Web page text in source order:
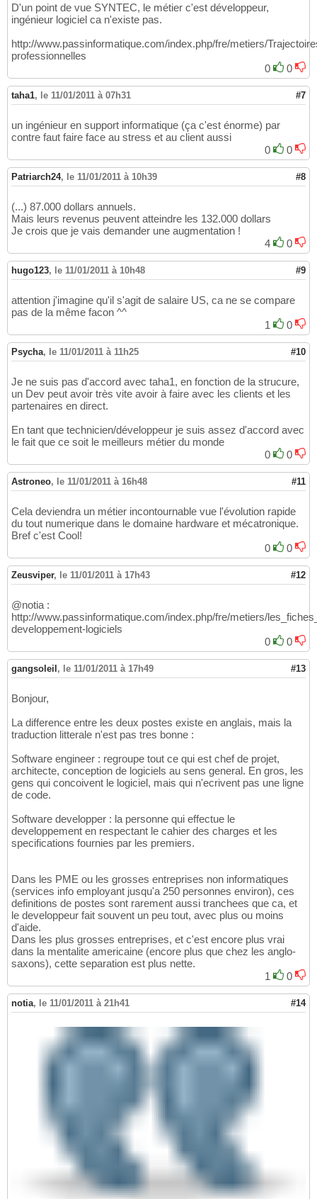
D'un point de vue SYNTEC, le métier c'est développeur,
ingénieur logiciel ca n'existe pas.
http://www.passinformatique.com/index.php/fre/metiers/
professionnelles
0
0
taha1, le 11/01/2011 à 07h31 #7
un ingénieur en support informatique (ça c'est énorme) par
contre faut faire face au stress et au client aussi
0
0
Patriarch24, le 11/01/2011 à 10h39 #8
(...) 87.000 dollars annuels.
Mais leurs revenus peuvent atteindre les 132.000 dollars
Je crois que je vais demander une augmentation !
4
0
hugo123, le 11/01/2011 à 10h48 #9
attention j'imagine qu'il s'agit de salaire US, ca ne se compare
pas de la même facon ^^
1
0
Psycha, le 11/01/2011 à 11h25 #10
Je ne suis pas d'accord avec taha1, en fonction de la strucure,
un Dev peut avoir très vite avoir à faire avec les clients et les
partenaires en direct.
En tant que technicien/développeur je suis assez d'accord avec
le fait que ce soit le meilleurs métier du monde
0
0
Astroneo, le 11/01/2011 à 16h48 #11
Cela deviendra un métier incontournable vue l'évolution rapide
du tout numerique dans le domaine hardware et mécatronique.
Bref c'est Cool!
0
0
Zeusviper, le 11/01/2011 à 17h43 #12
@notia :
http://www.passinformatique.com/index.php/fre/metiers/
developpement-logiciels
0
0
gangsoleil , le 11/01/2011 à 17h49 #13
Bonjour,
La difference entre les deux postes existe en anglais, mais la
traduction litterale n'est pas tres bonne :
Software engineer : regroupe tout ce qui est chef de projet,
architecte, conception de logiciels au sens general. En gros, les
gens qui concoivent le logiciel, mais qui n'ecrivent pas une ligne
de code.
Software developper : la personne qui effectue le
developpement en respectant le cahier des charges et les
specifications fournies par les premiers.
Dans les PME ou les grosses entreprises non informatiques
(services info employant jusqu'a 250 personnes environ), ces
definitions de postes sont rarement aussi tranchees que ca, et
le developpeur fait souvent un peu tout, avec plus ou moins
d'aide.
Dans les plus grosses entreprises, et c'est encore plus vrai
dans la mentalite americaine (encore plus que chez les anglo-
saxons), cette separation est plus nette.
1
0
notia, le 11/01/2011 à 21h41 #14